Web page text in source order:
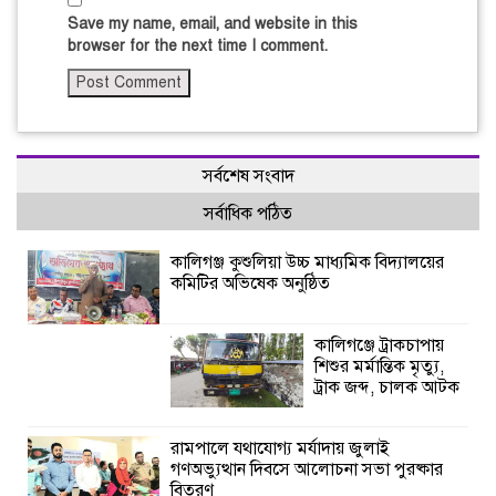
Save my name, email, and website in this
browser for the next time I comment.
সর্বশেষ সংবাদ
সর্বাধিক পঠিত
কালিগঞ্জ কুশুলিয়া উচ্চ মাধ্যমিক বিদ্যালয়ের
কমিটির অভিষেক অনুষ্ঠিত
কালিগঞ্জে ট্রাকচাপায়
শিশুর মর্মান্তিক মৃত্যু,
ট্রাক জব্দ, চালক আটক
রামপালে যথাযোগ্য মর্যাদায় জুলাই
গণঅভ্যুত্থান দিবসে আলোচনা সভা পুরষ্কার
বিতরণ